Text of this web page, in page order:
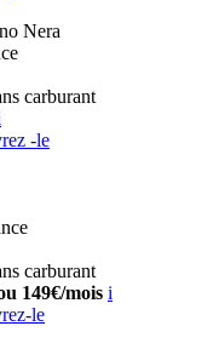
Nera
carburant
-le
carburant
149€/mois i
le